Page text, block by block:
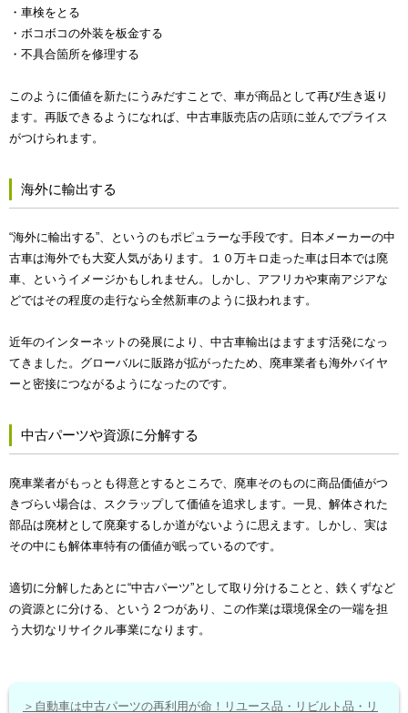
・車検をとる
・ボコボコの外装を板金する
・不具合箇所を修理する
このように価値を新たにうみだすことで、車が商品として再び生き返り
ます。再販できるようになれば、中古車販売店の店頭に並んでプライス
がつけられます。
海外に輸出する
“海外に輸出する”、というのもポピュラーな手段です。日本メーカーの中
古車は海外でも大変人気があります。１０万キロ走った車は日本では廃
車、というイメージかもしれません。しかし、アフリカや東南アジアな
どではその程度の走行なら全然新車のように扱われます。
近年のインターネットの発展により、中古車輸出はますます活発になっ
てきました。グローバルに販路が拡がったため、廃車業者も海外バイヤ
ーと密接につながるようになったのです。
中古パーツや資源に分解する
廃車業者がもっとも得意とするところで、廃車そのものに商品価値がつ
きづらい場合は、スクラップして価値を追求します。一見、解体された
部品は廃材として廃棄するしか道がないように思えます。しかし、実は
その中にも解体車特有の価値が眠っているのです。
適切に分解したあとに“中古パーツ”として取り分けることと、鉄くずなど
の資源とに分ける、という２つがあり、この作業は環境保全の一端を担
う大切なリサイクル事業になります。
＞自動車は中古パーツの再利用が命！リユース品・リビルト品・リ